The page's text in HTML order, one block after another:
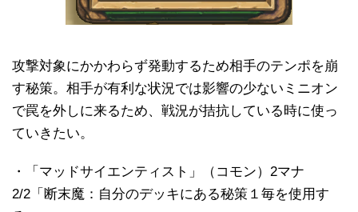
攻撃対象にかかわらず発動するため相手のテンポを崩
す秘策。相手が有利な状況では影響の少ないミニオン
で罠を外しに来るため、戦況が拮抗している時に使っ
ていきたい。
・「マッドサイエンティスト」（コモン）2マナ
2/2「断末魔：自分のデッキにある秘策１毎を使用す